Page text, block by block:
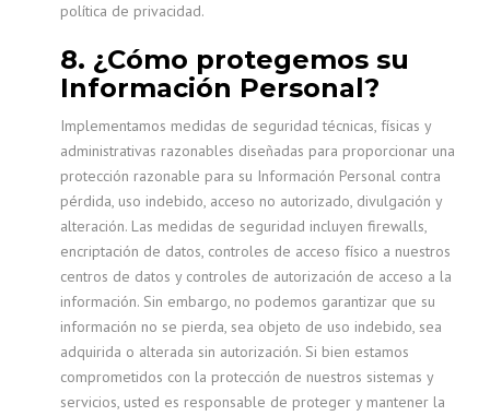
política de privacidad.
8. ¿Cómo protegemos su
Información Personal?
Implementamos medidas de seguridad técnicas, físicas y
administrativas razonables diseñadas para proporcionar una
protección razonable para su Información Personal contra
pérdida, uso indebido, acceso no autorizado, divulgación y
alteración. Las medidas de seguridad incluyen firewalls,
encriptación de datos, controles de acceso físico a nuestros
centros de datos y controles de autorización de acceso a la
información. Sin embargo, no podemos garantizar que su
información no se pierda, sea objeto de uso indebido, sea
adquirida o alterada sin autorización. Si bien estamos
comprometidos con la protección de nuestros sistemas y
servicios, usted es responsable de proteger y mantener la